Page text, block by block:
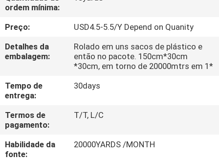
QUALIDADE
FALE
CONOSCO
NOTÍCIAS
PEDIR UM
ORÇAMENTO
ordem mínima:
Preço:
USD4.5-5.5/Y Depend on Quanity
Detalhes da
embalagem:
Rolado em uns sacos de plástico e
então no pacote. 150cm*30cm
*30cm, em torno de 20000mtrs em 1*
Tempo de
entrega:
30days
Termos de
pagamento:
T/T, L/C
Habilidade da
fonte:
20000YARDS /MONTH